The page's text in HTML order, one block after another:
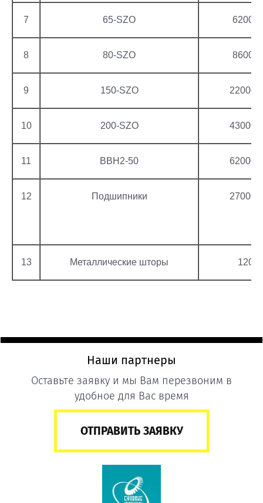
7 65-SZO 62000
8 80-SZO 86000
9 150-SZO 220000
10 200-SZO 430000
11 ВВН2-50 620000
12 Подшипники 270000
13 Металлические шторы 120
Наши партнеры
Оставьте заявку и мы Вам перезвоним в
удобное для Вас время
ОТПРАВИТЬ ЗАЯВКУ